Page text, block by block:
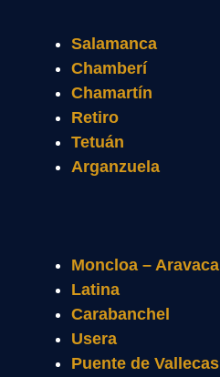
Salamanca
Chamberí
Chamartín
Retiro
Tetuán
Arganzuela
Moncloa – Aravaca
Latina
Carabanchel
Usera
Puente de Vallecas